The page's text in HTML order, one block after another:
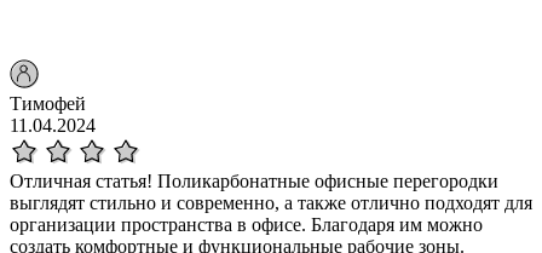
Тимофей
11.04.2024
Отличная статья! Поликарбонатные офисные перегородки
выглядят стильно и современно, а также отлично подходят для
организации пространства в офисе. Благодаря им можно
создать комфортные и функциональные рабочие зоны.